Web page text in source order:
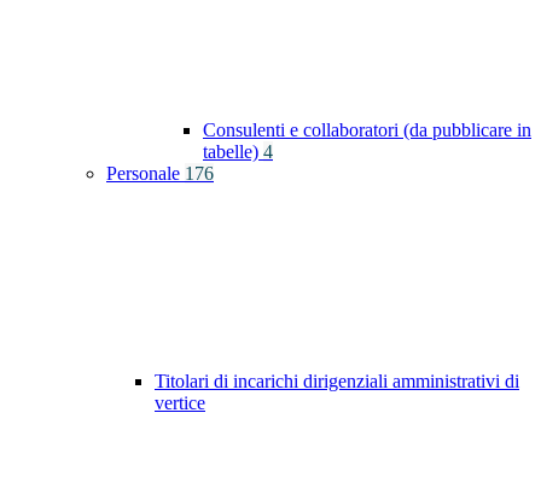
Consulenti e collaboratori (da pubblicare in
tabelle) 4
Personale 176
Titolari di incarichi dirigenziali amministrativi di
vertice